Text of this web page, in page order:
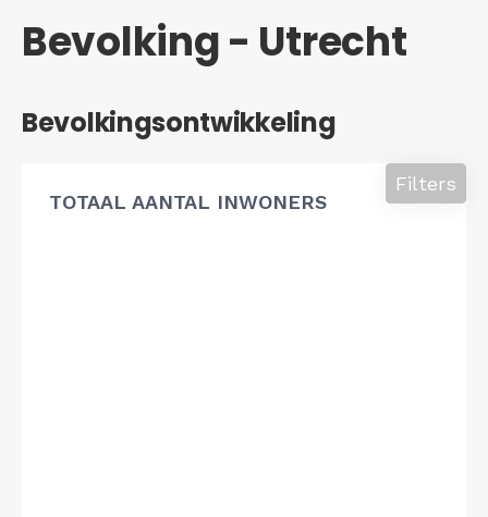
Bevolking - Utrecht
Bevolkingsontwikkeling
TOTAAL AANTAL INWONERS
Filters